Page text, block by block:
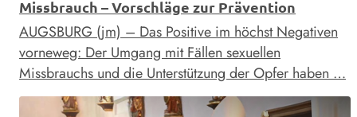
Missbrauch – Vorschläge zur Prävention
AUGSBURG (jm) – Das Positive im höchst Negativen
vorneweg: Der Umgang mit Fällen sexuellen
Missbrauchs und die Unterstützung der Opfer haben …